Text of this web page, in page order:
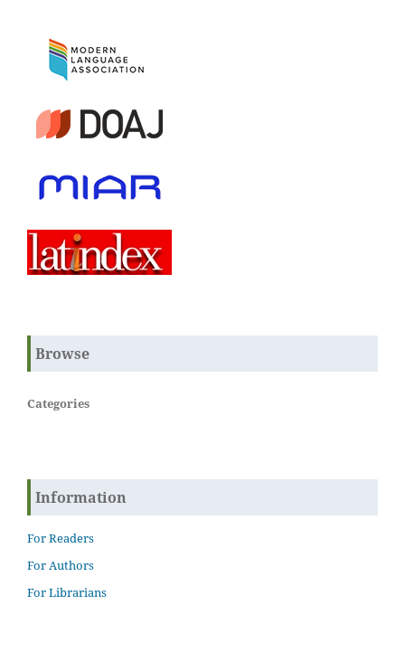
Browse
Categories
Information
For Readers
For Authors
For Librarians